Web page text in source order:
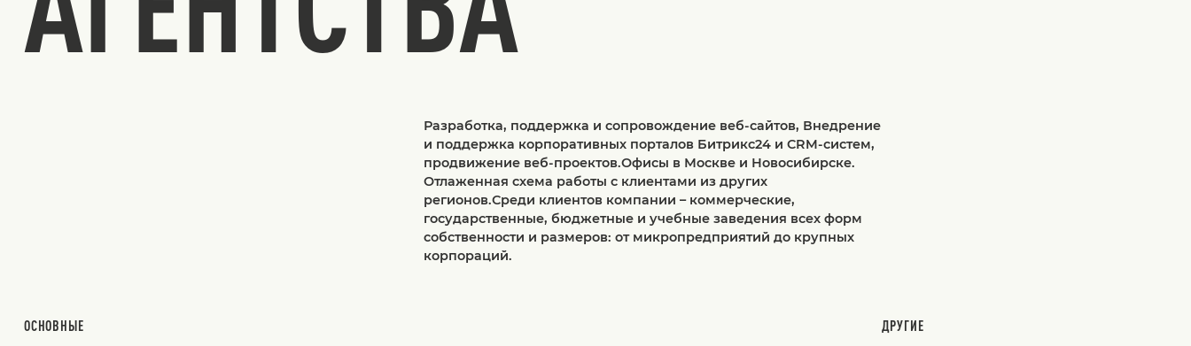
Разработка, поддержка и сопровождение веб-сайтов, Внедрение
и поддержка корпоративных порталов Битрикс24 и CRM-систем,
продвижение веб-проектов.Офисы в Москве и Новосибирске.
Отлаженная схема работы с клиентами из других
регионов.Среди клиентов компании – коммерческие,
государственные, бюджетные и учебные заведения всех форм
собственности и размеров: от микропредприятий до крупных
корпораций.
ОСНОВНЫЕ ДРУГИЕ